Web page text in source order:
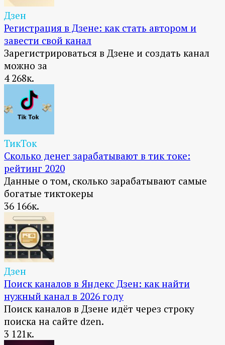
Дзен
Регистрация в Дзене: как стать автором и
завести свой канал
Зарегистрироваться в Дзене и создать канал
можно за
4 268к.
ТикТок
Сколько денег зарабатывают в тик токе:
рейтинг 2020
Данные о том, сколько зарабатывают самые
богатые тиктокеры
36 166к.
Дзен
Поиск каналов в Яндекс Дзен: как найти
нужный канал в 2026 году
Поиск каналов в Дзене идёт через строку
поиска на сайте dzen.
3 121к.